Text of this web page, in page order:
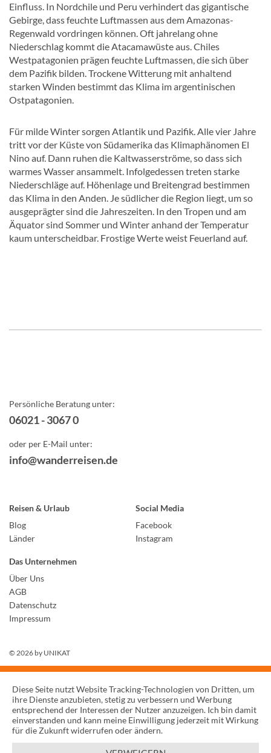
Einfluss. In Nordchile und Peru verhindert das gigantische
Gebirge, dass feuchte Luftmassen aus dem Amazonas-
Regenwald vordringen können. Oft jahrelang ohne
Niederschlag kommt die Atacamawüste aus. Chiles
Westpatagonien prägen feuchte Luftmassen, die sich über
dem Pazifik bilden. Trockene Witterung mit anhaltend
starken Winden bestimmt das Klima im argentinischen
Ostpatagonien.
Für milde Winter sorgen Atlantik und Pazifik. Alle vier Jahre
tritt vor der Küste von Südamerika das Klimaphänomen El
Nino auf. Dann ruhen die Kaltwasserströme, so dass sich
warmes Wasser ansammelt. Infolgedessen treten starke
Niederschläge auf. Höhenlage und Breitengrad bestimmen
das Klima in den Anden. Je südlicher die Region liegt, um so
ausgeprägter sind die Jahreszeiten. In den Tropen und am
Äquator sind Sommer und Winter anhand der Temperatur
kaum unterscheidbar. Frostige Werte weist Feuerland auf.
Persönliche Beratung unter:
06021 - 3067 0
oder per E-Mail unter:
info@wanderreisen.de
Reisen & Urlaub
Blog
Länder
Social Media
Facebook
Instagram
Das Unternehmen
Über Uns
AGB
Datenschutz
Impressum
© 2026 by UNIKAT
Diese Seite nutzt Website Tracking-Technologien von Dritten, um
ihre Dienste anzubieten, stetig zu verbessern und Werbung
entsprechend der Interessen der Nutzer anzuzeigen. Ich bin damit
einverstanden und kann meine Einwilligung jederzeit mit Wirkung
für die Zukunft widerrufen oder ändern.